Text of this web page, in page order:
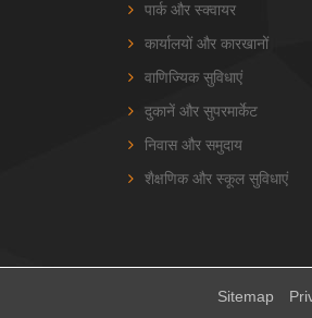
पार्क और स्क्वायर
कार्यालयों और कारखानों
वाणिज्यिक सुविधाएं
दुकानें और सुपरमार्केट
निवास और समुदाय
शैक्षणिक और स्कूल सुविधाएं
Sitemap